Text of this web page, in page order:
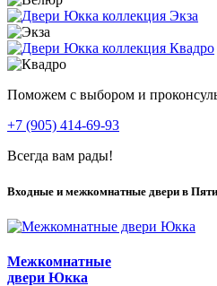
Поможем с выбором и
+7 (905) 414-69-93
Всегда вам рады!
Входные и межкомнатные двери в
Межкомнатные
двери Юкка